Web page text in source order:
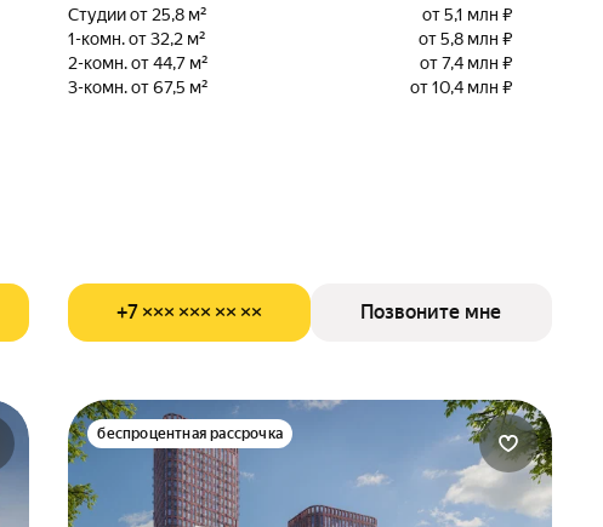
Студии от 25,8 м²
от 5,1 млн ₽
1-комн. от 32,2 м²
от 5,8 млн ₽
2-комн. от 44,7 м²
от 7,4 млн ₽
3-комн. от 67,5 м²
от 10,4 млн ₽
+7 ××× ××× ×× ×× Позвоните мне
беспроцентная рассрочка